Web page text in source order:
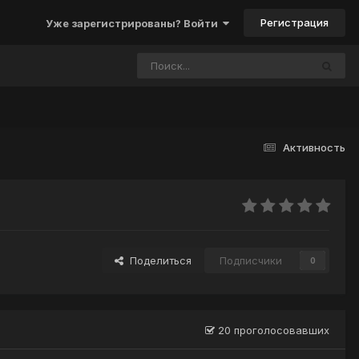
Уже зарегистрированы? Войти Регистрация
Активность
Поделиться Подписчики 0
20 проголосовавших